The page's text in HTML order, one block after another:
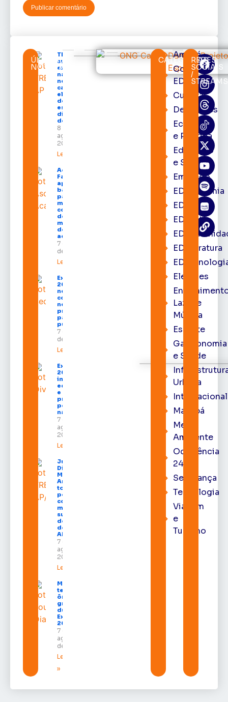
ÚLTIMAS
NOTÍCIAS
TRE-AP
suspende
expediente
na sede e
nos
cartórios
eleitorais
de todo o
estado nos
dias 10 e 11
de agosto
8 de
agosto de
2026
Leia mais »
Acácio
Favacho
apresenta
balanço
parcial do
mandato
com mais
de R$ 668
milhões
destinados
ao Amapá
7 de agosto
de 2026
Leia mais »
Expofeira
2026 começa
neste sábado
com shows,
negócios e
programação
para todos os
públicos
7 de agosto
de 2026
Leia mais »
Expofeira
2026
impulsiona
economia
e aumenta
procura
por hotéis
na capital
7 de
agosto de
2026
Leia mais »
Juiz
Diego
Moura de
Araújo
toma
posse
como
membro
substituto
do Pleno
do TRE-
AP
7 de
agosto de
2026
Leia mais »
Macapá
terá
ônibus
gratuitos
durante a
Expofeira
2026
7 de
agosto
de 2026
Leia mais
»
CATEGORIAS
Amapá
Cortes
EDcast
Cultura
Destaques
Economia
e Política
Educação
e Saúde
Emprego
EDacademia
EDbrasília
EDcast
EDliteratura
Eleições
Lazer e
Música
Esporte
Gastronomia
e Saúde
Urbana
Internacional
Macapá
Meio
Ambiente
Ocorrência
24h
Segurança
Tecnologia
Viagem
e
Turismo
REDES
SOCIAIS
/
STREAMS